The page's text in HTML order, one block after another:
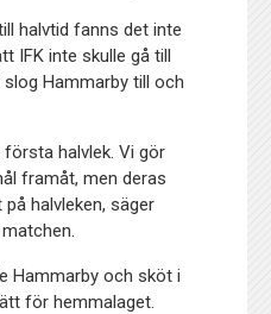
halvtid fanns det inte
IFK inte skulle gå till
Hammarby till och
första halvlek. Vi gör
framåt, men deras
halvleken, säger
Hammarby och sköt i
för hemmalaget.